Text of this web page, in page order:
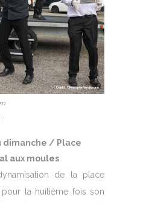
dimanche / Place
aux moules
de la place
la huitième fois son